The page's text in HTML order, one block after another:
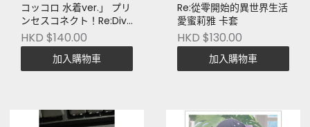
コッコロ 水着ver.」 プリ
ンセスコネクト！Re:Dive
卡套
HKD $140.00
加入購物車
Re:從零開始的異世界生活
愛蜜莉雅 卡套
HKD $130.00
加入購物車